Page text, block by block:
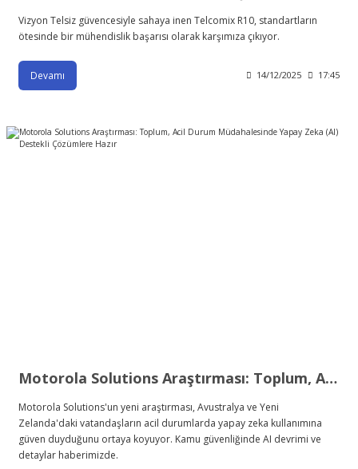
Vizyon Telsiz güvencesiyle sahaya inen Telcomix R10, standartların
ötesinde bir mühendislik başarısı olarak karşımıza çıkıyor.
Devamı 14/12/2025 17:45
Motorola Solutions Araştırması: Toplum, Acil Durum Müdahalesinde Yapay Zeka (AI) Destekli Çözümlere Hazır
Motorola Solutions'un yeni araştırması, Avustralya ve Yeni
Zelanda'daki vatandaşların acil durumlarda yapay zeka kullanımına
güven duyduğunu ortaya koyuyor. Kamu güvenliğinde AI devrimi ve
detaylar haberimizde.